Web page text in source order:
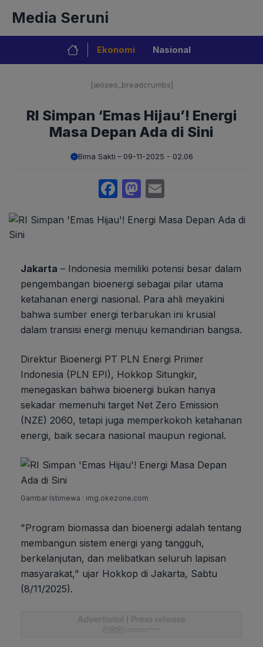
isi
Media Seruni
Ekonomi Nasional
[aioseo_breadcrumbs]
RI Simpan ‘Emas Hijau’! Energi
Masa Depan Ada di Sini
Bima Sakti 09-11-2025 - 02.06
Facebook
Mastodon
Jakarta – Indonesia memiliki potensi besar dalam
pengembangan bioenergi sebagai pilar utama
ketahanan energi nasional. Para ahli meyakini
bahwa sumber energi terbarukan ini krusial
dalam transisi energi menuju kemandirian bangsa.
Direktur Bioenergi PT PLN Energi Primer
Indonesia (PLN EPI), Hokkop Situngkir,
menegaskan bahwa bioenergi bukan hanya
sekadar memenuhi target Net Zero Emission
(NZE) 2060, tetapi juga memperkokoh ketahanan
energi, baik secara nasional maupun regional.
Gambar Istimewa : img.okezone.com
"Program biomassa dan bioenergi adalah tentang
membangun sistem energi yang tangguh,
berkelanjutan, dan melibatkan seluruh lapisan
masyarakat," ujar Hokkop di Jakarta, Sabtu
(8/11/2025).